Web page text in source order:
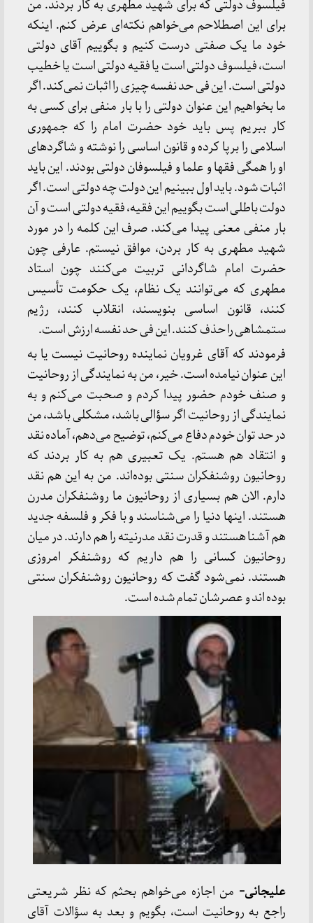
فیلسوف دولتی که برای شهید مطهری به کار بردند. من
برای این اصطلاحم می‌خواهم نکته‌ای عرض کنم. اینکه
خود ما یک صفتی درست کنیم و بگوییم آقای دولتی
است، فیلسوف دولتی است یا فقیه دولتی است یا خطیب
دولتی است. این فی حد نفسه چیزی را اثبات نمی‌کند. اگر
ما بخواهیم این عنوان دولتی را با بار منفی برای کسی به
کار ببریم پس باید خود حضرت امام را که جمهوری
اسلامی را برپا کرده و قانون اساسی را نوشته و شاگردهای
او را همگی فقها و علما و فیلسوفان دولتی بودند. این باید
اثبات شود. باید اول ببینیم این دولت چه دولتی است. اگر
دولت باطلی است بگوییم این فقیه، فقیه دولتی است و آن
بار منفی معنی پیدا می‌کند. صرف این کلمه را در مورد
شهید مطهری به کار بردن، موافق نیستم. عارفی چون
حضرت امام شاگردانی تربیت می‌کنند چون استاد
مطهری که می‌توانند یک نظام، یک حکومت تأسیس
کنند، قانون اساسی بنویسند، انقلاب کنند، رژیم
ستمشاهی را حذف کنند. این فی حد نفسه ارزش است.
فرمودند که آقای غرویان نماینده روحانیت نیست یا به
این عنوان نیامده است. خیر، من به نمایندگی از روحانیت
و صنف خودم حضور پیدا کردم و صحبت می‌کنم و به
نمایندگی از روحانیت اگر سؤالی باشد، مشکلی باشد، من
در حد توان خودم دفاع می‌کنم، توضیح می‌دهم، آماده نقد
و انتقاد هم هستم. یک تعبیری هم به کار بردند که
روحانیون روشنفکران سنتی بوده‌اند. من به این هم نقد
دارم. الان هم بسیاری از روحانیون ما روشنفکران مدرن
هستند. اینها دنیا را می‌شناسند و با فکر و فلسفه جدید
هم آشنا هستند و قدرت نقد مدرنیته را هم دارند. در میان
روحانیون کسانی را هم داریم که روشنفکر امروزی
هستند. نمی‌شود گفت که روحانیون روشنفکران سنتی
بوده اند و عصرشان تمام شده است.
علیجانی- من اجازه می‌خواهم بحثم که نظر شریعتی
راجع به روحانیت است، بگویم و بعد به سؤالات آقای